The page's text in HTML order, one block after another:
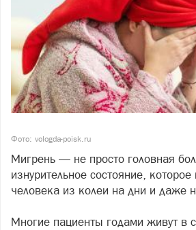
Фото: vologda-poisk.ru
Мигрень — не просто головная
изнурительное состояние,
человека из колеи на дни и даже
Многие пациенты годами живут в